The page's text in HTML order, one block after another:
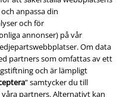
anpassa din
och för
annonser) på vår
Om data
partners som omfattas av ett
och är lämpligt
” samtycker du till
partners. Alternativt kan